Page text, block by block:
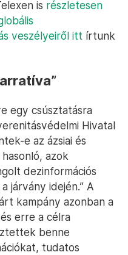
is részletesen
veszélyeiről itt írtunk
egy csúsztatásra
Hivatal
e az ázsiai és
azok
dezinformációs
járvány idején.” A
kampány azonban a
erre a célra
benne
tudatos